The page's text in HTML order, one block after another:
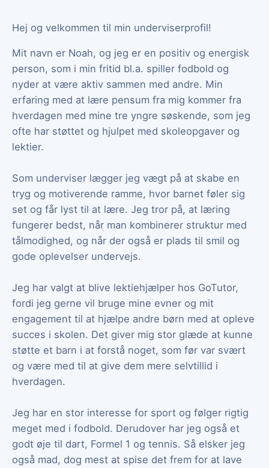
Hej og velkommen til min underviserprofil!
Mit navn er Noah, og jeg er en positiv og energisk
person, som i min fritid bl.a. spiller fodbold og
nyder at være aktiv sammen med andre. Min
erfaring med at lære pensum fra mig kommer fra
hverdagen med mine tre yngre søskende, som jeg
ofte har støttet og hjulpet med skoleopgaver og
lektier.
Som underviser lægger jeg vægt på at skabe en
tryg og motiverende ramme, hvor barnet føler sig
set og får lyst til at lære. Jeg tror på, at læring
fungerer bedst, når man kombinerer struktur med
tålmodighed, og når der også er plads til smil og
gode oplevelser undervejs.
Jeg har valgt at blive lektiehjælper hos GoTutor,
fordi jeg gerne vil bruge mine evner og mit
engagement til at hjælpe andre børn med at opleve
succes i skolen. Det giver mig stor glæde at kunne
støtte et barn i at forstå noget, som før var svært
og være med til at give dem mere selvtillid i
hverdagen.
Jeg har en stor interesse for sport og følger rigtig
meget med i fodbold. Derudover har jeg også et
godt øje til dart, Formel 1 og tennis. Så elsker jeg
også mad, dog mest at spise det frem for at lave